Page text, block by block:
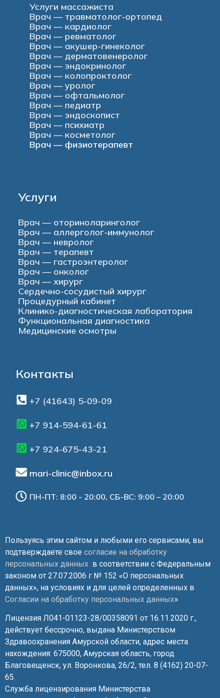
Услуги массажиста
Врач — травматолог-ортопед
Врач — кардиолог
Врач — ревматолог
Врач — акушер-гинеколог
Врач — дерматовенеролог
Врач — эндокринолог
Врач — колопроктолог
Врач — уролог
Врач — офтальмолог
Врач — педиатр
Врач — эндоскопист
Врач — психиатр
Врач — косметолог
Врач — физиотерапевт
Услуги
Врач — оториноларинголог
Врач — аллерголог-иммунолог
Врач — невролог
Врач — терапевт
Врач — гастроэнтеролог
Врач — онколог
Врач — хирург
Сердечно-сосудистый хирург
Процедурный кабинет
Клинико-диагностическая лаборатория
Функциональная диагностика
Медицинские осмотры
Контакты
+7 (41643) 5-09-09
+7 914-594-61-61
+7 924-675-43-21
mari-clinic@inbox.ru
ПН-ПТ: 8:00 - 20:00, СБ-ВС: 9:00 – 20:00
Пользуясь этим сайтом и любыми его сервисами, вы
подтверждаете свое согласие на обработку
персональных данных в соответствии с Федеральным
законом от 27.07.2006 г № 152 «О персональных
данных», на условиях и для целей определенных в
Согласии на обработку персональных данных»
Лицензия Л041-01123-28/00358091 от 16.11.2020 г.,
действует бессрочно, выдана Министерством
Здравоохранения Амурской области, адрес места
нахождения: 675000, Амурская область, город
Благовещенск, ул. Воронкова, 26/2, тел. 8 (4162) 20-07-
65.
Служба лицензирования Министерства